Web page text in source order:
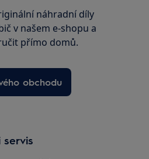
náhradní díly
v našem e-shopu a
přímo domů.
obchodu
servis